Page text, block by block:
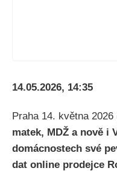
14.05.2026, 14:35
Praha 14. května 2026
matek, MDŽ a nově i
domácnostech své
dat online prodejce